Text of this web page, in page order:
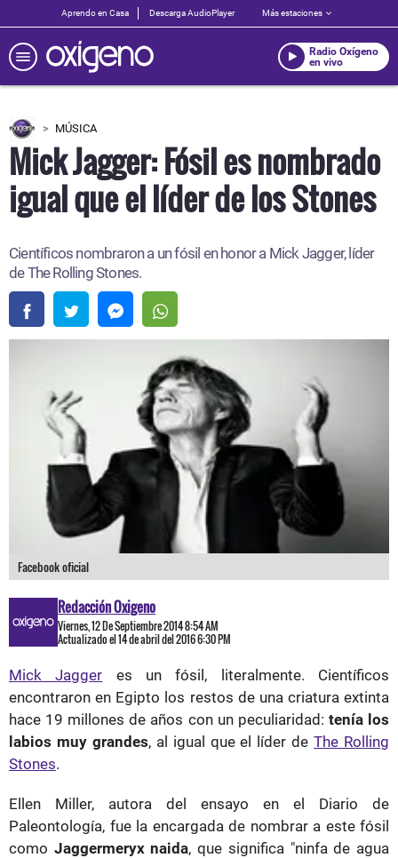
Aprendo en Casa Descarga AudioPlayer Más estaciones
Radio Oxígeno
en vivo
MÚSICA
Mick Jagger: Fósil es nombrado
igual que el líder de los Stones
Científicos nombraron a un fósil en honor a Mick Jagger, líder
de The Rolling Stones.
Facebook oficial
Redacción Oxigeno
Viernes, 12 De Septiembre 2014 8:54 AM
Actualizado el 14 de abril del 2016 6:30 PM
Mick Jagger es un fósil, literalmente. Científicos
encontraron en Egipto los restos de una criatura extinta
hace 19 millones de años con un peculiaridad: tenía los
labios muy grandes, al igual que el líder deThe Rolling
Stones.
Ellen Miller, autora del ensayo en el Diario de
Paleontología, fue la encargada de nombrar a este fósil
como Jaggermeryx naida, que significa "ninfa de agua